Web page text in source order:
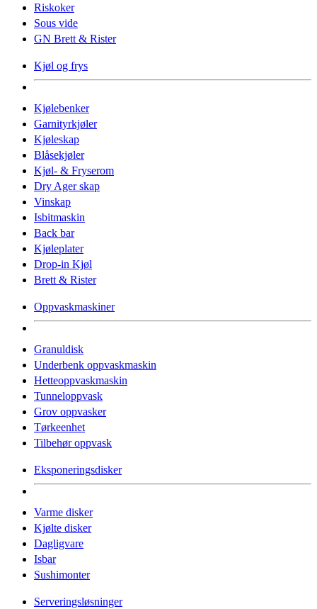
Riskoker
Sous vide
GN Brett & Rister
Kjøl og frys
Kjølebenker
Garnityrkjøler
Kjøleskap
Blåsekjøler
Kjøl- & Fryserom
Dry Ager skap
Vinskap
Isbitmaskin
Back bar
Kjøleplater
Drop-in Kjøl
Brett & Rister
Oppvaskmaskiner
Granuldisk
Underbenk oppvaskmaskin
Hetteoppvaskmaskin
Tunneloppvask
Grov oppvasker
Tørkeenhet
Tilbehør oppvask
Eksponeringsdisker
Varme disker
Kjølte disker
Dagligvare
Isbar
Sushimonter
Serveringsløsninger